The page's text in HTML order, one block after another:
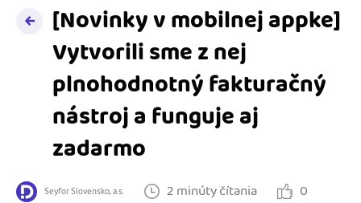
Správa kontaktov
Sledovanie cashflow
Spolupráca s účtovníkom
Prepojenie na ďalšie systémy
Spriatelení účtovníci
Vzdelanie
Nápoveda
Ako začať s podnikaním
Ako sa vyznať vo fakturácii
Vyskúšať zadarmo
[Novinky v mobilnej appke]
Vytvorili sme z nej
plnohodnotný fakturačný
nástroj a funguje aj
zadarmo
Seyfor Slovensko, a.s. 2 minúty čítania 0